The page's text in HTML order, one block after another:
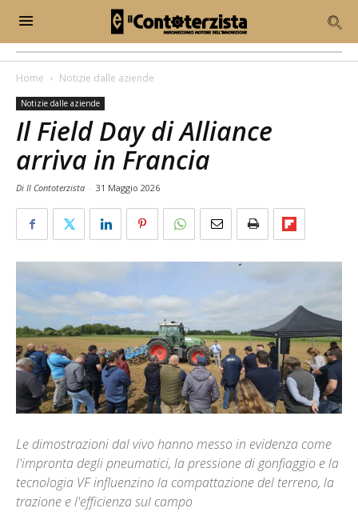
Home Notizie dalle aziende
Notizie dalle aziende
Il Field Day di Alliance
arriva in Francia
Di Il Contoterzista - 31 Maggio 2026
Le dimostrazioni dal vivo hanno messo in evidenza come
l'impronta degli pneumatici, la pressione di gonfiaggio e la
tecnologia VF influenzino la compattazione del terreno, la
trazione e l'efficienza sul campo